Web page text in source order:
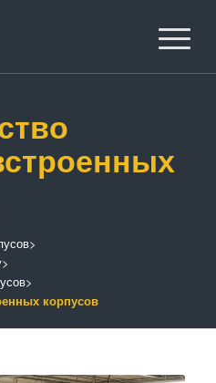
>
>
>
корпусов